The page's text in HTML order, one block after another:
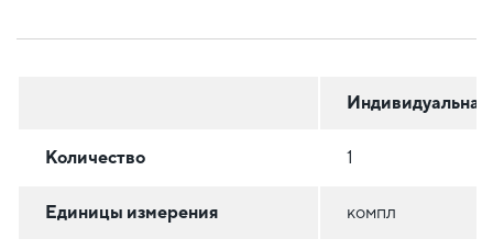
Индивидуальная
Количество 1
Единицы измерения компл